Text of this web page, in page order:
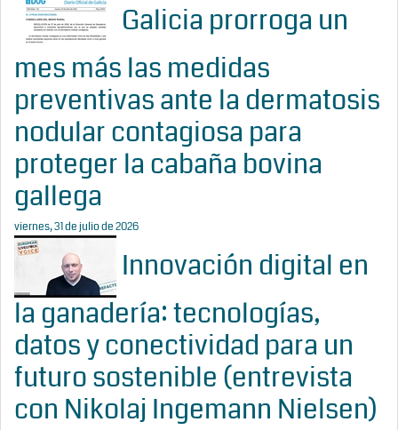
Galicia prorroga un
mes más las medidas
preventivas ante la dermatosis
nodular contagiosa para
proteger la cabaña bovina
gallega
viernes, 31 de julio de 2026
Innovación digital en
la ganadería: tecnologías,
datos y conectividad para un
futuro sostenible (entrevista
con Nikolaj Ingemann Nielsen)